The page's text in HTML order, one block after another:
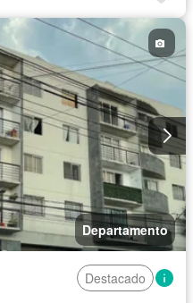
Departamento
Destacado